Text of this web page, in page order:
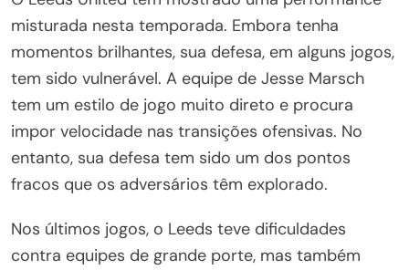
misturada nesta temporada. Embora tenha
momentos brilhantes, sua defesa, em alguns jogos,
tem sido vulnerável. A equipe de Jesse Marsch
tem um estilo de jogo muito direto e procura
impor velocidade nas transições ofensivas. No
entanto, sua defesa tem sido um dos pontos
fracos que os adversários têm explorado.
Nos últimos jogos, o Leeds teve dificuldades
contra equipes de grande porte, mas também